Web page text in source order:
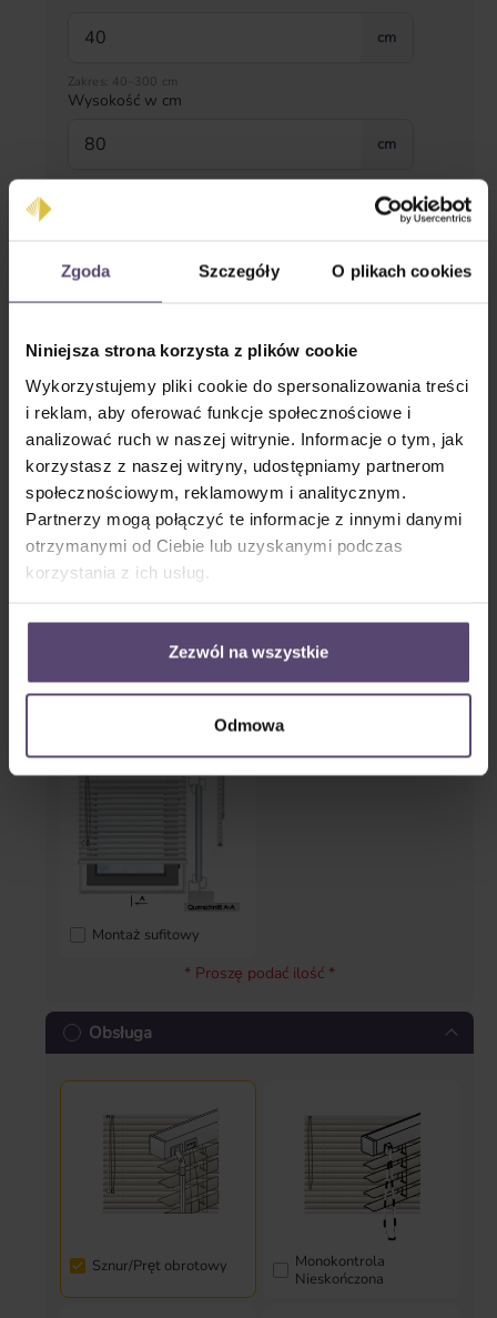
Zgoda Szczegóły O plikach cookies
Niniejsza strona korzysta z plików cookie
Wykorzystujemy pliki cookie do spersonalizowania treści
i reklam, aby oferować funkcje społecznościowe i
analizować ruch w naszej witrynie. Informacje o tym, jak
korzystasz z naszej witryny, udostępniamy partnerom
społecznościowym, reklamowym i analitycznym.
Partnerzy mogą połączyć te informacje z innymi danymi
otrzymanymi od Ciebie lub uzyskanymi podczas
korzystania z ich usług.
Zezwól na wszystkie
Odmowa
cm
Zakres: 40–300 cm
Wysokość w cm
cm
Rodzaj montażu
w feldze szyby
na ramie z uchwytem
zaciskowym
Montaż sufitowy
* Proszę podać ilość *
Obsługa
Sznur/Pręt obrotowy
Monokontrola
Nieskończona